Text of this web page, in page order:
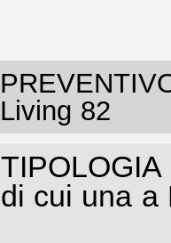
Living 82
di cui una a